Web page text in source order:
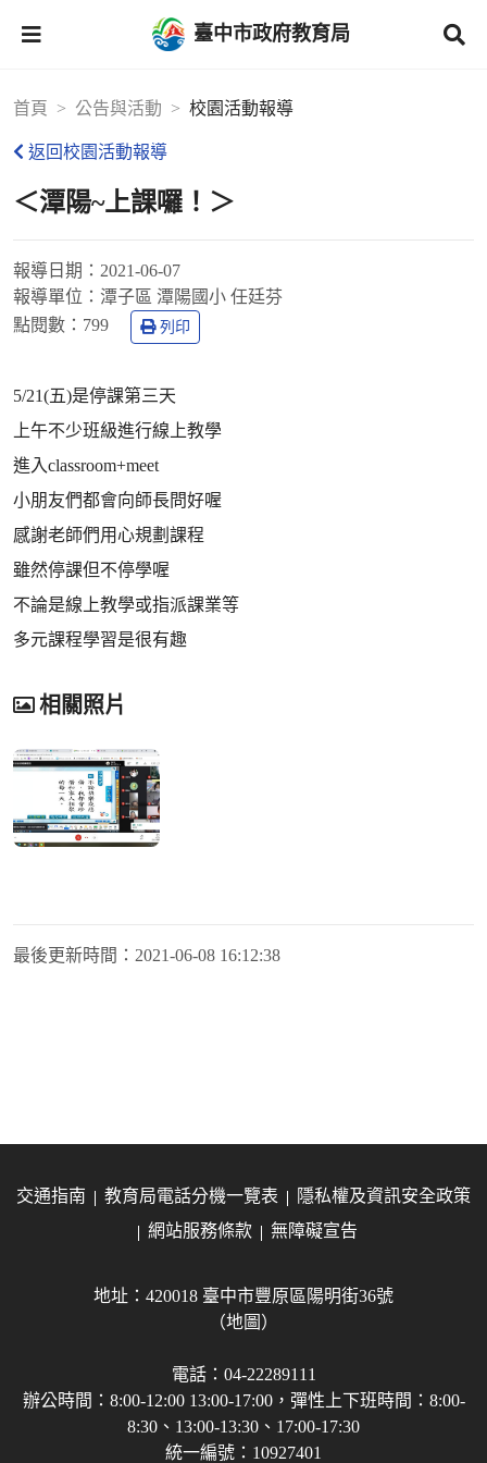
臺中市政府教育局
首頁 公告與活動 校園活動報導
返回校園活動報導
＜潭陽~上課囉！＞
報導日期： 2021-06-07
報導單位： 潭子區 潭陽國小 任廷芬
點閱數： 799 列印
5/21(五)是停課第三天
上午不少班級進行線上教學
進入classroom+meet
小朋友們都會向師長問好喔
感謝老師們用心規劃課程
雖然停課但不停學喔
不論是線上教學或指派課業等
多元課程學習是很有趣
相關照片
最後更新時間： 2021-06-08 16:12:38
交通指南 教育局電話分機一覽表
隱私權及資訊安全政策
網站服務條款
無障礙宣告
地址：420018 臺中市豐原區陽明街36號
（地圖）
電話：04-22289111
辦公時間：8:00-12:00 13:00-17:00，彈性上下班時間：8:00-
8:30、13:00-13:30、17:00-17:30
統一編號：10927401